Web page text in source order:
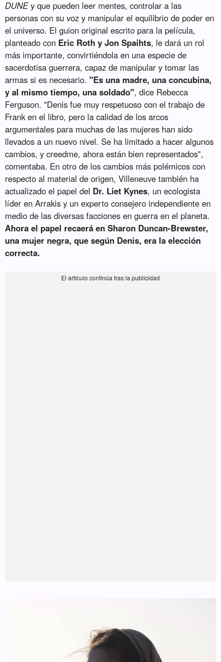
DUNEy que pueden leer mentes, controlar a las
personas con su voz y manipular el equilibrio de poder en
el universo. El guion original escrito para la película,
planteado con Eric Roth y Jon Spaihts, le dará un rol
más importante, convirtiéndola en una especie de
sacerdotisa guerrera, capaz de manipular y tomar las
armas si es necesario."Es una madre, una concubina,
y al mismo tiempo, una soldado", dice Rebecca
Ferguson. "Denis fue muy respetuoso con el trabajo de
Frank en el libro, pero la calidad de los arcos
argumentales para muchas de las mujeres han sido
llevados a un nuevo nivel. Se ha limitado a hacer algunos
cambios, y creedme, ahora están bien representados",
comentaba. En otro de los cambios más polémicos con
respecto al material de origen, Villeneuve también ha
actualizado el papel del Dr. Liet Kynes, un ecologista
líder en Arrakis y un experto consejero independiente en
medio de las diversas facciones en guerra en el planeta.
Ahora el papel recaerá en Sharon Duncan-Brewster,
una mujer negra, que según Denis, era la elección
correcta.